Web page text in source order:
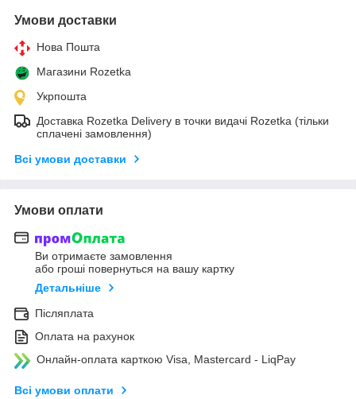
Умови доставки
Нова Пошта
Магазини Rozetka
Укрпошта
Доставка Rozetka Delivery в точки видачі Rozetka (тільки
сплачені замовлення)
Всі умови доставки
Умови оплати
Ви отримаєте замовлення
або гроші повернуться на вашу картку
Детальніше
Післяплата
Оплата на рахунок
Онлайн-оплата карткою Visa, Mastercard - LiqPay
Всі умови оплати